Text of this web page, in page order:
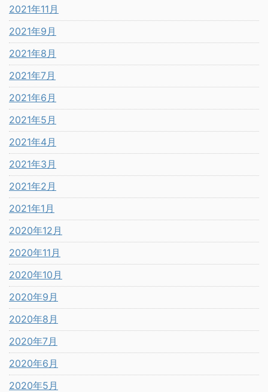
2021年11月
2021年9月
2021年8月
2021年7月
2021年6月
2021年5月
2021年4月
2021年3月
2021年2月
2021年1月
2020年12月
2020年11月
2020年10月
2020年9月
2020年8月
2020年7月
2020年6月
2020年5月